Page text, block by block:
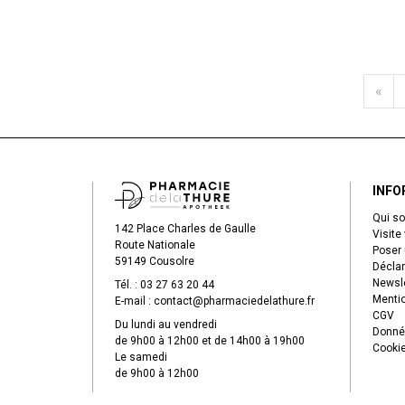
«
142 Place Charles de Gaulle
Route Nationale
59149 Cousolre
Tél. : 03 27 63 20 44
E-mail : contact@pharmaciedelathure.fr
Du lundi au vendredi
de 9h00 à 12h00 et de 14h00 à 19h00
Le samedi
de 9h00 à 12h00
Qui
Visite
CGV